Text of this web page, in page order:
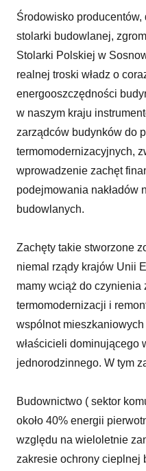
Środowisko
stolarki budowlanej,
Stolarki Polskiej w
realnej troski władz o
energooszczędności
w naszym kraju
zarządców budynków do
termomodernizacyjnych,
wprowadzenie zachęt
podejmowania nakładów
budowlanych.
Zachęty takie stworzone
niemal rządy krajów Unii
mamy wciąż do
termomodernizacji i
wspólnot
właścicieli dominującego
jednorodzinnego. W tym
Budownictwo ( sektor
około 40% energii
względu na wieloletnie
zakresie ochrony cieplnej